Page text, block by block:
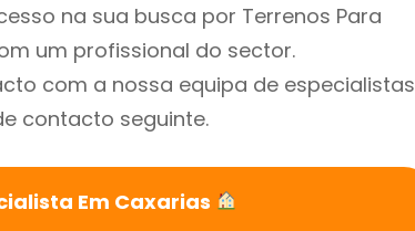
na sua busca por Terrenos Para
um profissional do sector.
com a nossa equipa de especialistas
contacto seguinte.
Em Caxarias